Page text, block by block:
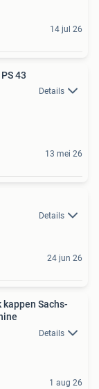
14 jul 26
43
Details
13 mei 26
Details
24 jun 26
Sachs-
Details
1 aug 26